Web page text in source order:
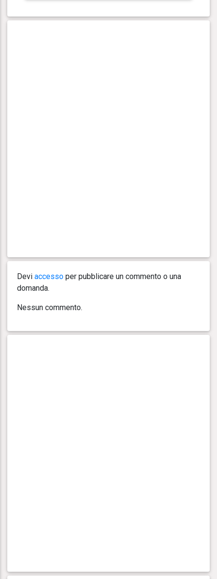
Devi accesso per pubblicare un commento o una
domanda.
Nessun commento.